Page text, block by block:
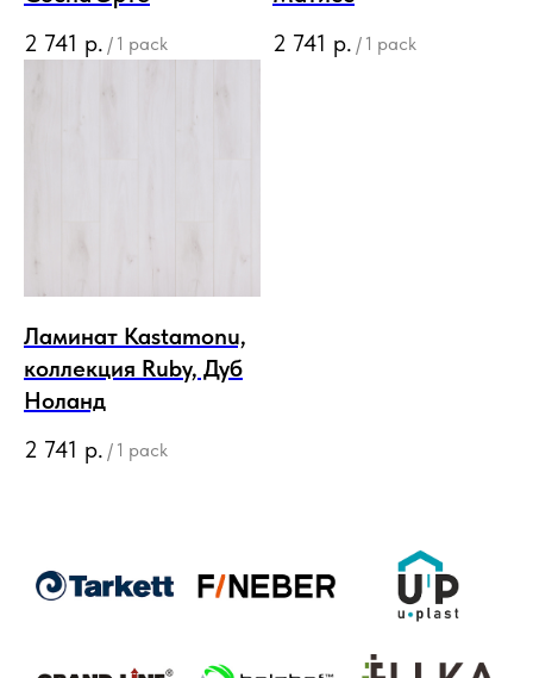
2 741 р. / 1 pack
2 741 р. / 1 pack
Ламинат Kastamonu,
коллекция Ruby, Дуб
Ноланд
2 741 р. / 1 pack